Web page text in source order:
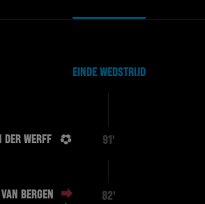
EINDE WEDSTRIJD
DER WERFF 91'
BERGEN
82'